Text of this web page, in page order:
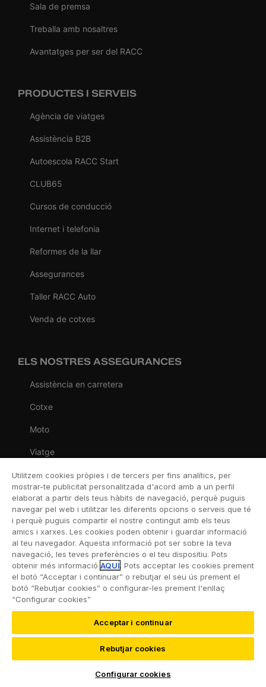
Sala de premsa
Treballa amb nosaltres
Avantatges per ser del RACC
PRODUCTES I SERVEIS
Agència de viatges
Assistència B2B
Autoescola RACC Start
CLUB65
Cursos de conducció
Internet i telefonia
Reformes de la llar
Assegurances
Taller RACC Auto
Venda de cotxes
ELS NOSTRES ASSEGURANCES
Assistència en carretera
Cotxe
Moto
Viatge
Llar
Vida
Decessos
Dental
Esportiva
Esquí
Protecció de dades
Utilitzem cookies pròpies i de tercers per fins analítics, per
mostrar-te publicitat personalitzada d'acord amb a un perfil
elaborat a partir dels teus hàbits de navegació, perquè puguis
navegar pel web i utilitzar les diferents opcions o serveis que té
i perquè puguis compartir el nostre contingut amb els teus
amics i xarxes. Les cookies poden obtenir i guardar informació
al teu navegador. Aquesta informació pot ser sobre la teva
navegació, les teves preferències o el teu dispositiu. Pots
obtenir més informació AQUÍ. Pots acceptar les cookies prement
el botó “Acceptar i continuar” o rebutjar el seu ús prement el
botó “Rebutjar cookies” o configurar-les prement l'enllaç
“Configurar cookies”
Acceptar i continuar
Rebutjar cookies
Configurar cookies